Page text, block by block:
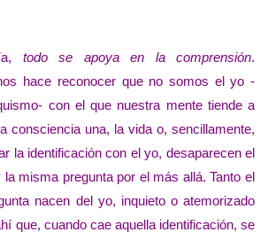
todo se apoya en la comprensión.
hace reconocer que no somos el yo -
con el que nuestra mente tiende a
consciencia una, la vida o, sencillamente,
la identificación con el yo, desaparecen el
misma pregunta por el más allá. Tanto el
nacen del yo, inquieto o atemorizado
que, cuando cae aquella identificación, se